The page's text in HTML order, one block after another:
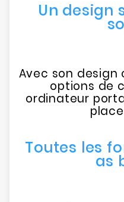
Un design
Avec son
options de
ordinateur
Toutes les
as